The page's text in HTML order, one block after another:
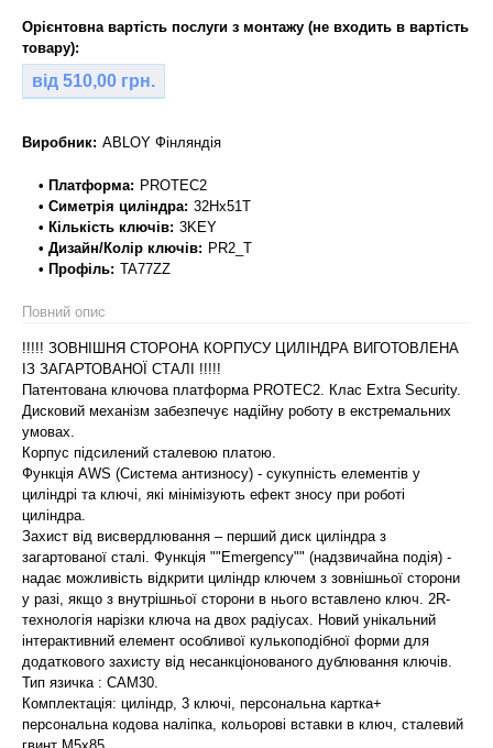
Орієнтовна вартість послуги з монтажу (не входить в вартість
товару):
від 510,00 грн.
Виробник: ABLOY Фінляндія
• Платформа: PROTEC2
• Симетрія циліндра: 32Hx51T
• Кількість ключів: 3KEY
• Дизайн/Колір ключів: PR2_T
• Профіль: TA77ZZ
Повний опис
!!!!! ЗОВНІШНЯ СТОРОНА КОРПУСУ ЦИЛІНДРА ВИГОТОВЛЕНА
ІЗ ЗАГАРТОВАНОЇ СТАЛІ !!!!!
Патентована ключова платформа PROTEC2. Клас Extra Security.
Дисковий механізм забезпечує надійну роботу в екстремальних
умовах.
Корпус підсилений сталевою платою.
Функція AWS (Система антизносу) - сукупність елементів у
циліндрі та ключі, які мінімізують ефект зносу при роботі
циліндра.
Захист від висвердлювання – перший диск циліндра з
загартованої сталі. Функція ""Emergency"" (надзвичайна подія) -
надає можливість відкрити циліндр ключем з зовнішньої сторони
у разі, якщо з внутрішньої сторони в нього вставлено ключ. 2R-
технологія нарізки ключа на двох радіусах. Новий унікальний
інтерактивний елемент особливої кулькоподібної форми для
додаткового захисту від несанкціонованого дублювання ключів.
Тип язичка : САМ30.
Комплектація: циліндр, 3 ключі, персональна картка+
персональна кодова наліпка, кольорові вставки в ключ, сталевий